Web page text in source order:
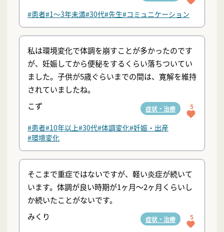
#患者#1〜3年未満#30代#先生#コミュニケーション
私は環境変化で体調を崩すことが多かったのです
が、妊娠してから便秘をするくらい落ちついてい
ました。子供が5歳ぐらいまでの間は、寛解を維持
されていましたね。
こず
症状・治療 5
#患者#10年以上#30代#体調変化#妊娠・出産
#環境変化
そこまで重症ではないですが、軽い炎症が続いて
います。体調が良い時期が1ヶ月〜2ヶ月くらいし
か続いたことがないです。
みくり
症状・治療 5